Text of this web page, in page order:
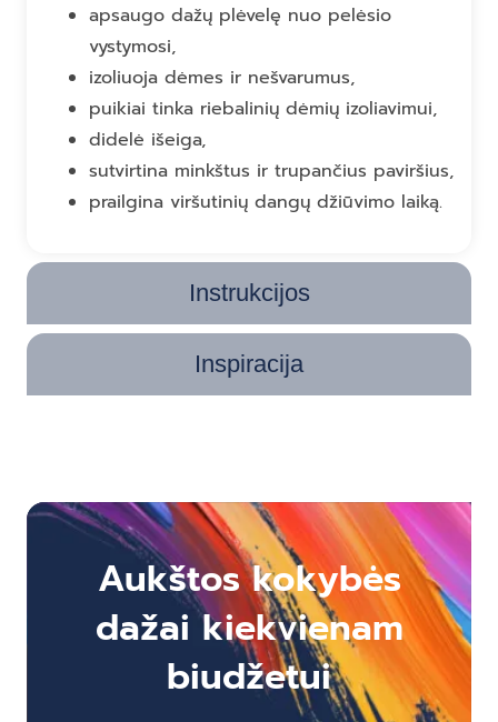
Instrukcijos
Inspiracija
apsaugo dažų plėvelę nuo pelėsio
vystymosi,
izoliuoja dėmes ir nešvarumus,
puikiai tinka riebalinių dėmių izoliavimui,
didelė išeiga,
sutvirtina minkštus ir trupančius paviršius,
prailgina viršutinių dangų džiūvimo laiką.
Aukštos kokybės
dažai kiekvienam
biudžetui